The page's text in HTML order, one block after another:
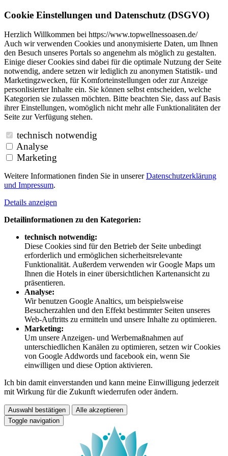
Cookie Einstellungen und Datenschutz (DSGVO)
Herzlich Willkommen bei https://www.topwellnessoasen.de/
Auch wir verwenden Cookies und anonymisierte Daten, um Ihnen
den Besuch unseres Portals so angenehm als möglich zu gestalten.
Einige dieser Cookies sind dabei für die optimale Nutzung der Seite
notwendig, andere setzen wir lediglich zu anonymen Statistik- und
Marketingzwecken, für Komforteinstellungen oder zur Anzeige
personlisierter Inhalte ein. Sie können selbst entscheiden, welche
Kategorien sie zulassen möchten. Bitte beachten Sie, dass auf Basis
ihrer Einstellungen, womöglich nicht mehr alle Funktionalitäten der
Seite zur Verfügung stehen.
technisch notwendig
Analyse
Marketing
Weitere Informationen finden Sie in unsererDatenschutzerklärung
und Impressum.
Details anzeigen
Detailinformationen zu den Kategorien:
technisch notwendig:
Diese Cookies sind für den Betrieb der Seite unbedingt
erforderlich und ermöglichen sicherheitsrelevante
Funktionalität. Außerdem verwenden wir Google Maps um
Ihnen die Hotels in einer übersichtlichen Kartenansicht zu
präsentieren.
Analyse:
Wir benutzen Google Analtics, um beispielsweise
Besucherzahlen und den Effekt bestimmter Seiten unseres
Web-Auftritts zu ermitteln und unsere Inhalte zu optimieren.
Marketing:
Um unsere Anzeigen- und Werbemaßnahmen auf
unterschiedlichen Kanälen zu optimieren, setzen wir Cookies
von Google Addwords und facebook ein, wenn Sie
einwilligen und diese Option aktivieren.
Ich bin damit einverstanden und kann meine Einwilligung jederzeit
mit Wirkung für die Zukunft wiederrufen oder ändern.
Auswahl bestätigen
Alle akzeptieren
Toggle navigation